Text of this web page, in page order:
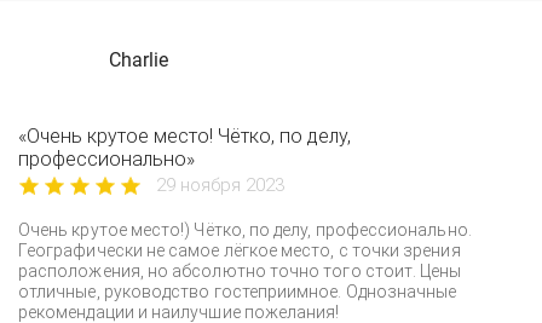
Charlie
«Очень крутое место! Чётко, по делу,
профессионально»
29 ноября 2023
Очень крутое место!) Чётко, по делу, профессионально.
Географически не самое лёгкое место, с точки зрения
расположения, но абсолютно точно того стоит. Цены
отличные, руководство гостеприимное. Однозначные
рекомендации и наилучшие пожелания!